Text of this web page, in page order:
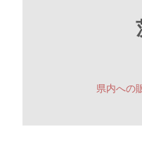
県内への